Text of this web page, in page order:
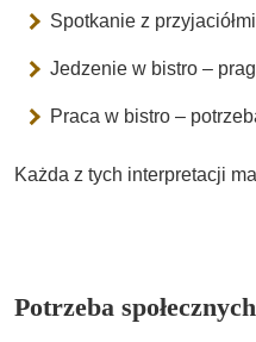
Spotkanie z
Jedzenie w bistro –
Praca w bistro –
Każda z tych interpretacji
Potrzeba